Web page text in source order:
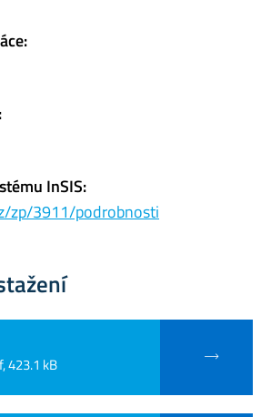
InSIS:
zp/3911/podrobnosti
423.1 kB